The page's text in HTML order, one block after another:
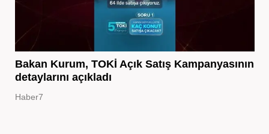
Bakan Kurum, TOKİ Açık Satış Kampanyasının
detaylarını açıkladı
Haber7